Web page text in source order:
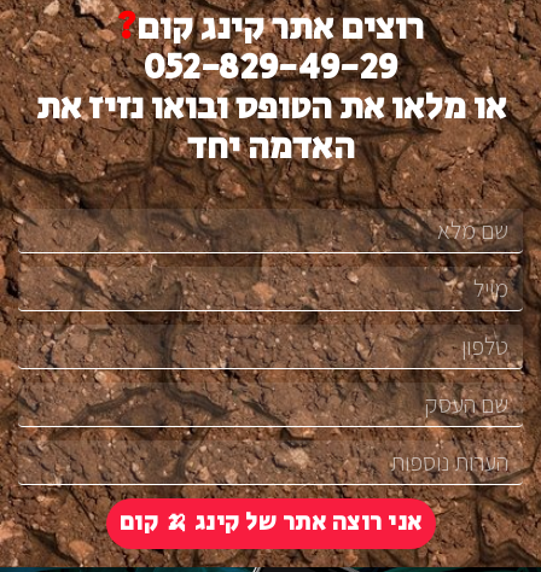
רוצים אתר קינג קום?
052-829-49-29
או מלאו את הטופס ובואו נזיז את
האדמה יחד
אני רוצה אתר של קינג 🍌 קום